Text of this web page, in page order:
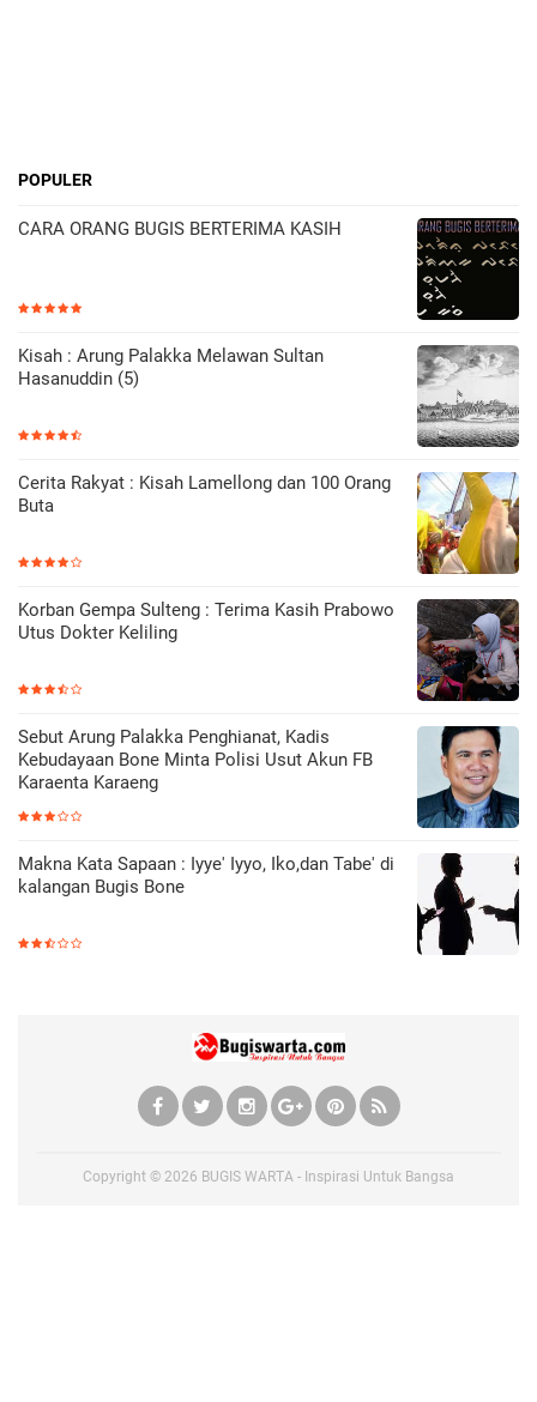
POPULER
CARA ORANG BUGIS BERTERIMA KASIH
Kisah : Arung Palakka Melawan Sultan
Hasanuddin (5)
Cerita Rakyat : Kisah Lamellong dan 100 Orang
Buta
Korban Gempa Sulteng : Terima Kasih Prabowo
Utus Dokter Keliling
Sebut Arung Palakka Penghianat, Kadis
Kebudayaan Bone Minta Polisi Usut Akun FB
Karaenta Karaeng
Makna Kata Sapaan : Iyye' Iyyo, Iko,dan Tabe' di
kalangan Bugis Bone
Copyright © 2026 BUGIS WARTA - Inspirasi Untuk Bangsa